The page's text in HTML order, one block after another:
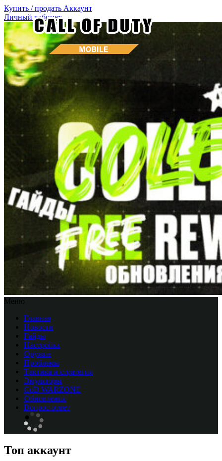
Купить / продать Аккаунт
Личный кабинет
Меню
Главная
Новости
Гайды
Настройка
Оружие
Проблемы
Тактика и стратегия
Эмуляторы
CоD WARZONE
Обновления
Вопрос-ответ
Топ аккаунт